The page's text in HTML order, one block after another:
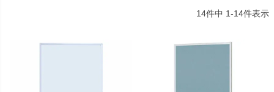
14件中 1-14件表示